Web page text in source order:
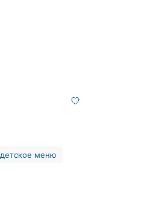
детское меню